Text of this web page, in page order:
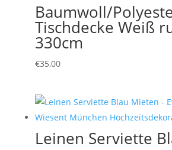
Baumwoll/
Tischdecke Weiß
330cm
€35,00
Leinen Serviette